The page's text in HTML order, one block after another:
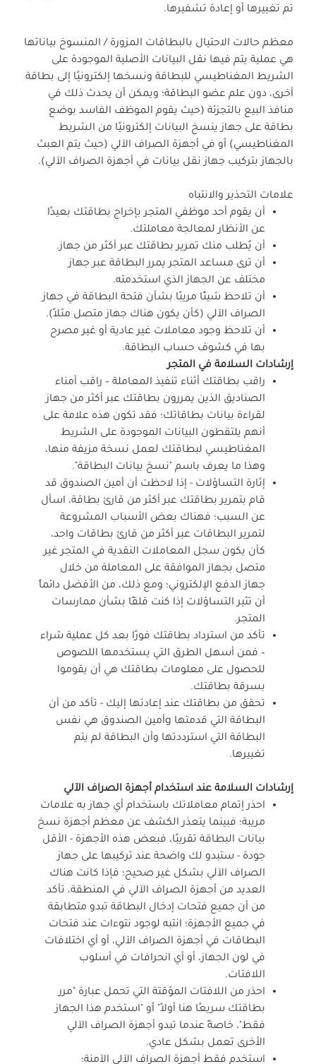
تم تغييرها أو إعادة تشفيرها.
معظم حالات الاحتيال بالبطاقات المزورة / المنسوخ بياناتها
هي عملية يتم فيها نقل البيانات الأصلية الموجودة على
الشريط المغناطيسي للبطاقة ونسخها إلكترونيًا إلى بطاقة
أخرى، دون علم عضو البطاقة؛ ويمكن أن يحدث ذلك في
منافذ البيع بالتجزئة (حيث يقوم الموظف الفاسد بوضع
بطاقة على جهاز ينسخ البيانات إلكترونيًا من الشريط
المغناطيسي) أو في أجهزة الصراف الآلي (حيث يتم العبث
بالجهاز بتركيب جهاز نقل بيانات في أجهزة الصراف الآلي).
علامات التحذير والانتباه
أن يقوم أحد موظفي المتجر بإخراج بطاقتك بعيدًا
عن الأنظار لمعالجة معاملتك.
أن يُطلب منك تمرير بطاقتك عبر أكثر من جهاز.
أن ترى مساعد المتجر يمرر البطاقة عبر جهاز
مختلف عن الجهاز الذي استخدمته.
أن تلاحظ شيئًا مريبًا بشأن فتحة البطاقة في جهاز
الصراف الآلي (كأن يكون هناك جهاز متصل مثلاً).
أن تلاحظ وجود معاملات غير عادية أو غير مصرح
بها في كشوف حساب البطاقة.
إرشادات السلامة في المتجر
راقب بطاقتك أثناء تنفيذ المعاملة – راقب أمناء
الصناديق الذين يمررون بطاقتك عبر أكثر من جهاز
لقراءة بيانات بطاقاتك؛ فقد تكون هذه علامة على
أنهم يلتقطون البيانات الموجودة على الشريط
المغناطيسي لبطاقتك لعمل نسخة مزيفة منها،
وهذا ما يعرف باسم "نسخ بيانات البطاقة".
إثارة التساؤلات - إذا لاحظت أن أمين الصندوق قد
قام بتمرير بطاقتك عبر أكثر من قارئ بطاقة، اسأل
عن السبب؛ فهناك بعض الأسباب المشروعة
لتمرير البطاقات عبر أكثر من قارئ بطاقات واحد،
كأن يكون سجل المعاملات النقدية في المتجر غير
متصل بجهاز الموافقة على المعاملة من خلال
جهاز الدفع الإلكتروني؛ ومع ذلك، من الأفضل دائماً
أن تثير التساؤلات إذا كنت قلقًا بشأن ممارسات
المتجر.
تأكد من استرداد بطاقتك فورًا بعد كل عملية شراء
– فمن أسهل الطرق التي يستخدمها اللصوص
للحصول على معلومات بطاقتك هي أن يقوموا
بسرقة بطاقتك.
تحقق من بطاقتك عند إعادتها إليك - تأكد من أن
البطاقة التي قدمتها gأمين الصندوق هي نفس
البطاقة التي استرددتها وأن البطاقة لم يتم
تغييرها.
إرشادات السلامة عند استخدام أجهزة الصراف الآلي
احذر إتمام معاملاتك باستخدام أي جهاز به علامات
مريبة؛ فبينما يتعذر الكشف عن معظم أجهزة نسخ
بيانات البطاقة تقريبًا، فبعض هذه الأجهزة - الأقل
جودة - ستبدو لك واضحة عند تركيبها على جهاز
الصراف الآلي بشكل غير صحيح؛ فإذا كانت هناك
العديد من أجهزة الصراف الآلي في المنطقة، تأكد
من أن جميع فتحات إدخال البطاقة تبدو متطابقة
في جميع الأجهزة؛ انتبه لوجود نتوءات عند فتحات
البطاقات في أجهزة الصراف الآلي، أو أي اختلافات
في لون الجهاز، أو أي انحرافات في أسلوب
اللافتات.
احذر من اللافتات المؤقتة التي تحمل عبارة "مرر
بطاقتك سريعًا هنا أولاً" أو "استخدم هذا الجهاز
فقط"، خاصةً عندما تبدو أجهزة الصراف الآلي
الأخرى تعمل بشكل عادي.
استخدم فقط أجهزة الصراف الآلي الآمنة؛